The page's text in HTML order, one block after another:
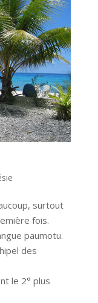
surtout
fois.
paumotu.
des
le 2° plus